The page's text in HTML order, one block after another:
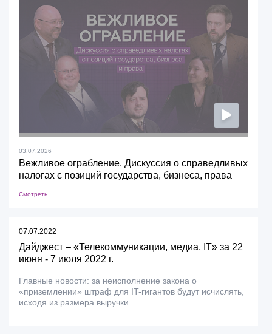
03.07.2026
Вежливое ограбление. Дискуссия о справедливых
налогах с позиций государства, бизнеса, права
Смотреть
07.07.2022
Дайджест – «Телекоммуникации, медиа, IT» за 22
июня - 7 июля 2022 г.
Главные новости: за неисполнение закона о
«приземлении» штраф для IT-гигантов будут исчислять,
исходя из размера выручки...